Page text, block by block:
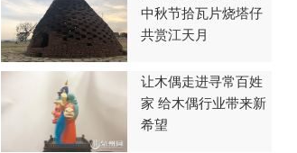
中秋节拾瓦片烧塔仔
共赏江天月
让木偶走进寻常百姓
家 给木偶行业带来新
希望